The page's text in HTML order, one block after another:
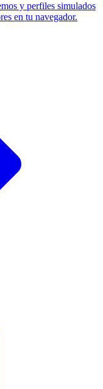
y perfiles simulados
en tu navegador.